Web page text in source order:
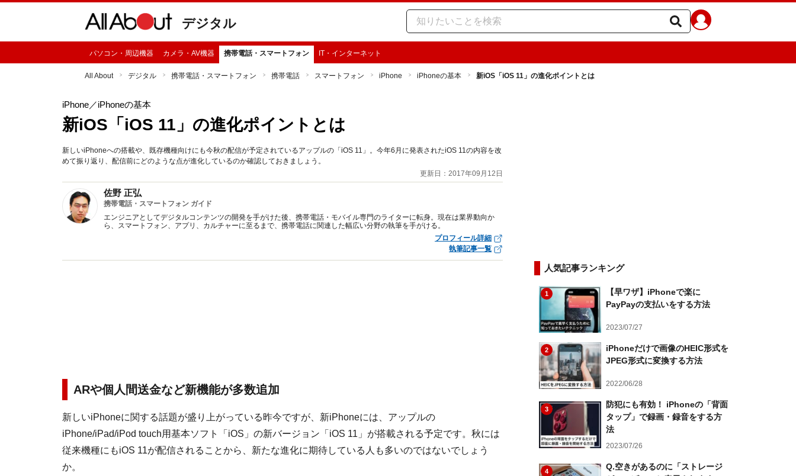
デジタル
パソコン・周辺機器 カメラ・AV機器 携帯電話・スマートフォン IT・インターネット
All About デジタル 携帯電話・スマートフォン 携帯電話 スマートフォン iPhone iPhoneの基本 新iOS「iOS 11」の進化ポイントとは
iPhone／iPhoneの基本
新iOS「iOS 11」の進化ポイントとは
新しいiPhoneへの搭載や、既存機種向けにも今秋の配信が予定されているアップルの「iOS 11」。今年6月に発表されたiOS 11の内容を改
めて振り返り、配信前にどのような点が進化しているのか確認しておきましょう。
更新日：2017年09月12日
佐野 正弘
携帯電話・スマートフォン ガイド
エンジニアとしてデジタルコンテンツの開発を手がけた後、携帯電話・モバイル専門のライターに転身。現在は業界動向か
ら、スマートフォン、アプリ、カルチャーに至るまで、携帯電話に関連した幅広い分野の執筆を手がける。
プロフィール詳細
執筆記事一覧
ARや個人間送金など新機能が多数追加
新しいiPhoneに関する話題が盛り上がっている昨今ですが、新iPhoneには、アップルの
iPhone/iPad/iPod touch用基本ソフト「iOS」の新バージョン「iOS 11」が搭載される予定です。秋には
従来機種にもiOS 11が配信されることから、新たな進化に期待している人も多いのではないでしょう
か。
人気記事ランキング
1
【早ワザ】iPhoneで楽に
PayPayの支払いをする方法
2023/07/27
2
iPhoneだけで画像のHEIC形式を
JPEG形式に変換する方法
2022/06/28
3
防犯にも有効！ iPhoneの「背面
タップ」で録画・録音をする方
法
2023/07/26
4
Q.空きがあるのに「ストレージ